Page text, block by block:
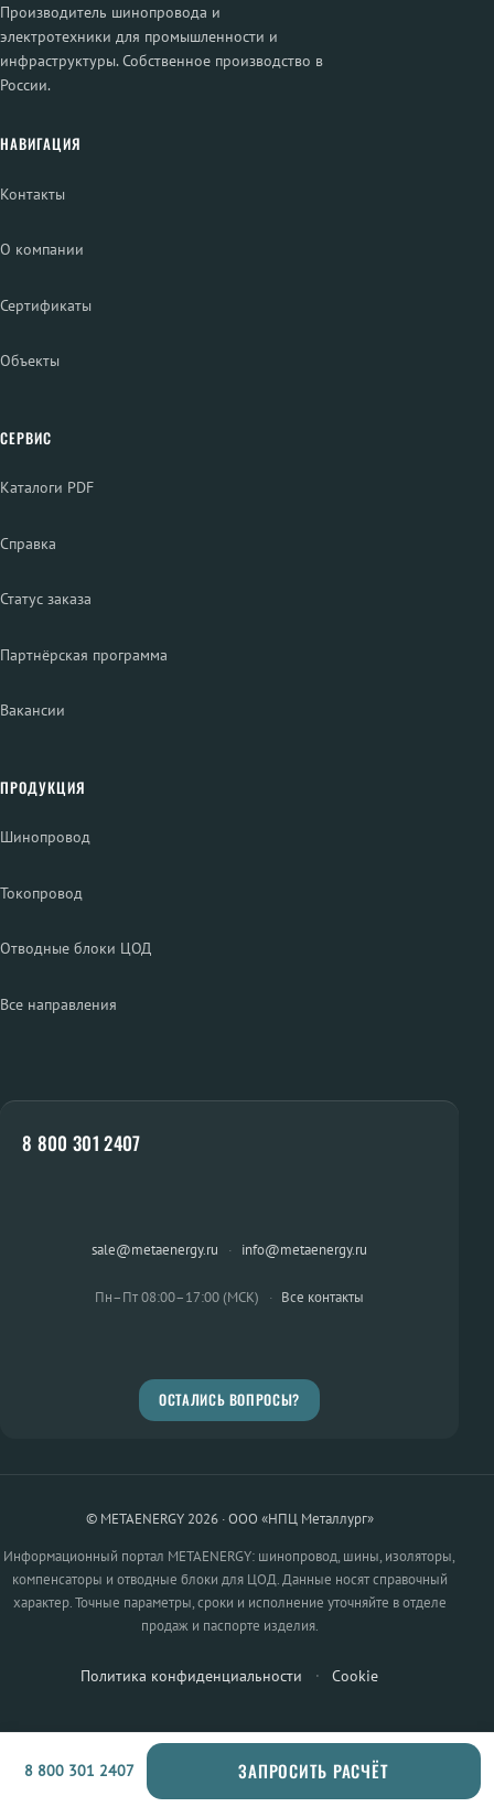
Производитель шинопровода и
электротехники для промышленности и
инфраструктуры. Собственное производство в
России.
НАВИГАЦИЯ
Контакты
О компании
Сертификаты
Объекты
СЕРВИС
Каталоги PDF
Справка
Статус заказа
Партнёрская программа
Вакансии
ПРОДУКЦИЯ
Шинопровод
Токопровод
Отводные блоки ЦОД
Все направления
8 800 301 2407
sale@metaenergy.ru · info@metaenergy.ru
Пн–Пт 08:00–17:00 (МСК) · Все контакты
ОСТАЛИСЬ ВОПРОСЫ?
© METAENERGY 2026 · ООО «НПЦ Металлург»
Информационный портал METAENERGY: шинопровод, шины, изоляторы,
компенсаторы и отводные блоки для ЦОД. Данные носят справочный
характер. Точные параметры, сроки и исполнение уточняйте в отделе
продаж и паспорте изделия.
Политика конфиденциальности · Cookie
8 800 301 2407 ЗАПРОСИТЬ РАСЧЁТ